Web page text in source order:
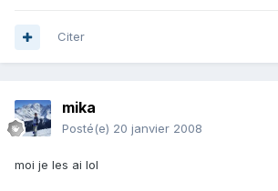
Citer
mika
Posté(e) 20 janvier 2008
moi je les ai lol